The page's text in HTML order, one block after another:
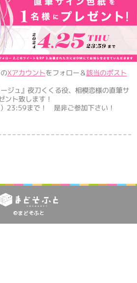
Xアカウントをフォロー＆該当のポスト
ジュ』夜刀くくる役、相模恋様の直筆サ
ント致します！
23:59まで！ 是非ご参加下さい！
©まどそふと